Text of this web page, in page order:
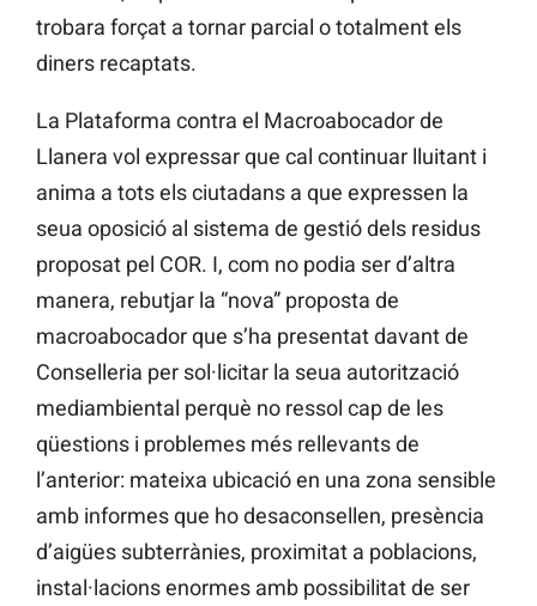
trobara forçat a tornar parcial o totalment els
diners recaptats.
La Plataforma contra el Macroabocador de
Llanera vol expressar que cal continuar lluitant i
anima a tots els ciutadans a que expressen la
seua oposició al sistema de gestió dels residus
proposat pel COR. I, com no podia ser d’altra
manera, rebutjar la “nova” proposta de
macroabocador que s’ha presentat davant de
Conselleria per sol·licitar la seua autorització
mediambiental perquè no ressol cap de les
qüestions i problemes més rellevants de
l’anterior: mateixa ubicació en una zona sensible
amb informes que ho desaconsellen, presència
d’aigües subterrànies, proximitat a poblacions,
instal·lacions enormes amb possibilitat de ser